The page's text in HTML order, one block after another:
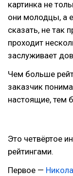
картинка не
они молодцы, а
сказать, не так
проходит
заслуживает
Чем больше
заказчик
настоящие, тем
Это четвёртое
рейтингами.
Первое —